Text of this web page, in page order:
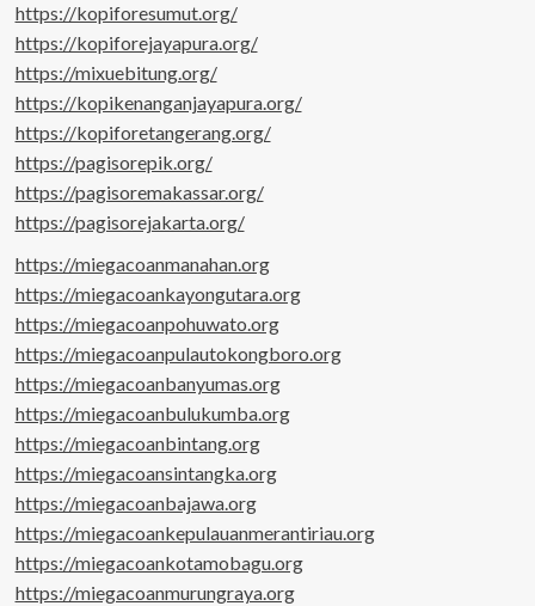
https://kopiforesumut.org/
https://kopiforejayapura.org/
https://mixuebitung.org/
https://kopikenanganjayapura.org/
https://kopiforetangerang.org/
https://pagisorepik.org/
https://pagisoremakassar.org/
https://pagisorejakarta.org/
https://miegacoanmanahan.org
https://miegacoankayongutara.org
https://miegacoanpohuwato.org
https://miegacoanpulautokongboro.org
https://miegacoanbanyumas.org
https://miegacoanbulukumba.org
https://miegacoanbintang.org
https://miegacoansintangka.org
https://miegacoanbajawa.org
https://miegacoankepulauanmerantiriau.org
https://miegacoankotamobagu.org
https://miegacoanmurungraya.org